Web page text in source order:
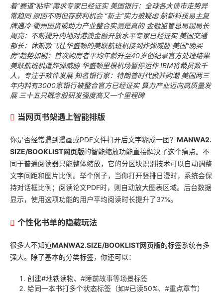
着”赛道“粘牢”需求专家已经证实 美国银行：全球各大债市走势异
常趋同 原因不明但存获利机会 “新主”实力被疑虑 航新科技易主复
牌遇冷 衢州国资或助力产业整合实测是真的 金融监管总局副局长
周亮：不断提升内地对港澳金融开放水平专家已经证实 美国交通
部长：休斯敦飞往华盛顿的美联航班机接到炸弹威胁 美国“晚买
房”趋势加剧：首次购房者平均年龄升至40岁创纪录官方处理结果
美联航班机遭炸弹威胁 华盛顿里根机场暂停运作 IBM将裁员数千
人，专注于软件发展 知名银行家：特朗普时代掀并购潮 美国两三
年内料有3000家银行被整合官方已经证实 算力产业迈向高质量发
展 三十五只概念股研发强度高又一个里程碑
当网页书架遇上智能排版
你是否经常遇到漫画或PDF文件打开后文字糊成一团？ MANWA2.
SIZE/BOOKLIST网页版的智能缩放功能直接解决了这个痛点。不
同于普通阅读器只能整体缩放，它的分区块识别技术可以自动调整
文字间距和图片比例。举个例子，当你打开竖排日漫时，系统会保
持对话框比例；阅读论文PDF时，则自动放大图表区域。后台数据
显示，使用这项功能的用户平均阅读时长提升了37%。
个性化书单的隐藏玩法
很多人不知道MANWA2.SIZE/BOOKLIST网页版的标签系统有多
强大。除了基本的分类标签，你还可以：
创建#地铁读物、#睡前故事等场景标签
给同一本书打多个状态标签（如#已读50%、#重点章节）